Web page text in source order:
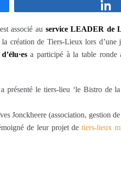
associé au service LEADER de
création de Tiers-Lieux lors d’une
a participé à la table ronde
présenté le tiers-lieu ‘le Bistro de
Jonckheere (association, gestion
de leur projet de tiers-lieux